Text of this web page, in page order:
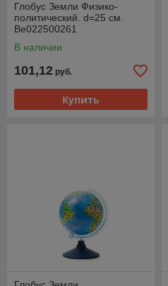
Глобус Земли Физико-
политический. d=25 см.
Ве022500261
В наличии
101,12 руб.
Купить